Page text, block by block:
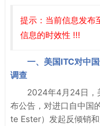
提示：当前信息发布
信息的时效性 !!!
一、美国ITC对中
调查
2024年4月24日，
布公告，对进口自中国
te Ester）发起反倾销